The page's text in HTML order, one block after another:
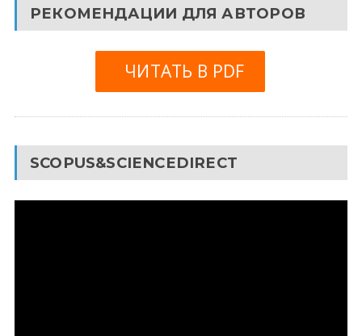
РЕКОМЕНДАЦИИ ДЛЯ АВТОРОВ
ЧИТАТЬ В PDF
SCOPUS&SCIENCEDIRECT